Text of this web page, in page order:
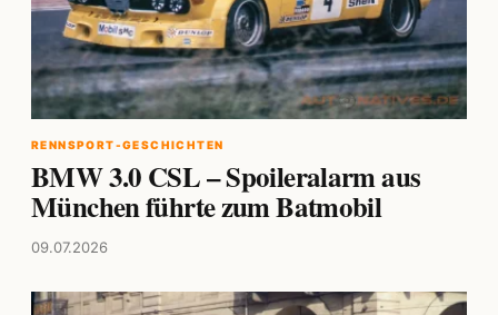
RENNSPORT-GESCHICHTEN
BMW 3.0 CSL – Spoileralarm aus
München führte zum Batmobil
09.07.2026